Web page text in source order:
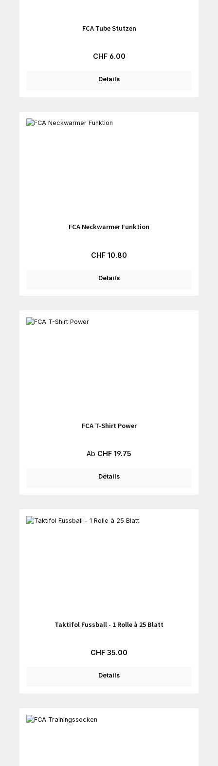
FCA Tube Stutzen
Regulärer Preis:
CHF 6.00
Details
FCA Neckwarmer Funktion
Regulärer Preis:
CHF 10.80
Details
FCA T-Shirt Power
Regulärer Preis:
Ab CHF 19.75
Details
Taktifol Fussball - 1 Rolle à 25 Blatt
Regulärer Preis:
CHF 35.00
Details